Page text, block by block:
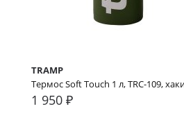
TRAMP
Термос Soft Touch 1 л, TRC-109,
1 950 ₽